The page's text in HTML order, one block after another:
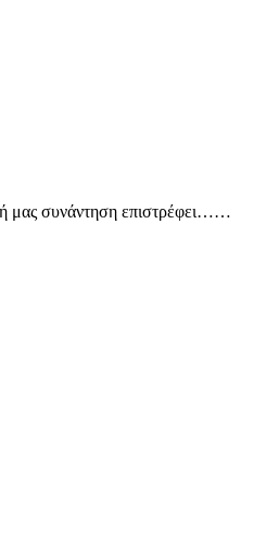
μας συνάντηση επιστρέφει……